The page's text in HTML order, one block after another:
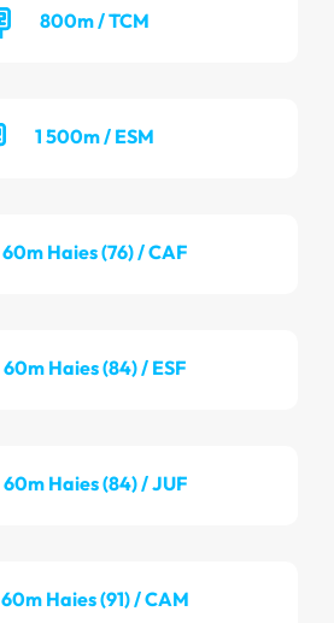
800m / TCM
1 500m / ESM
60m Haies (76) / CAF
60m Haies (84) / ESF
60m Haies (84) / JUF
60m Haies (91) / CAM